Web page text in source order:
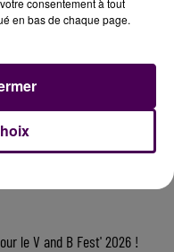
le V and B Fest' 2026 !
en bas de chaque page.